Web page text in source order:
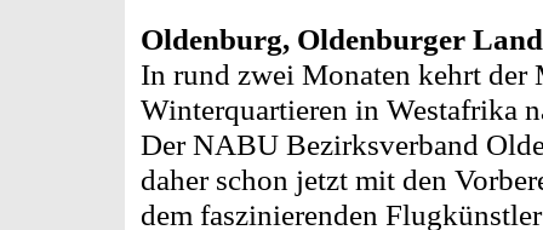
Oldenburg, Oldenburger
In rund zwei Monaten kehrt der
Winterquartieren in Westafrika
Der NABU Bezirksverband
daher schon jetzt mit den
dem faszinierenden